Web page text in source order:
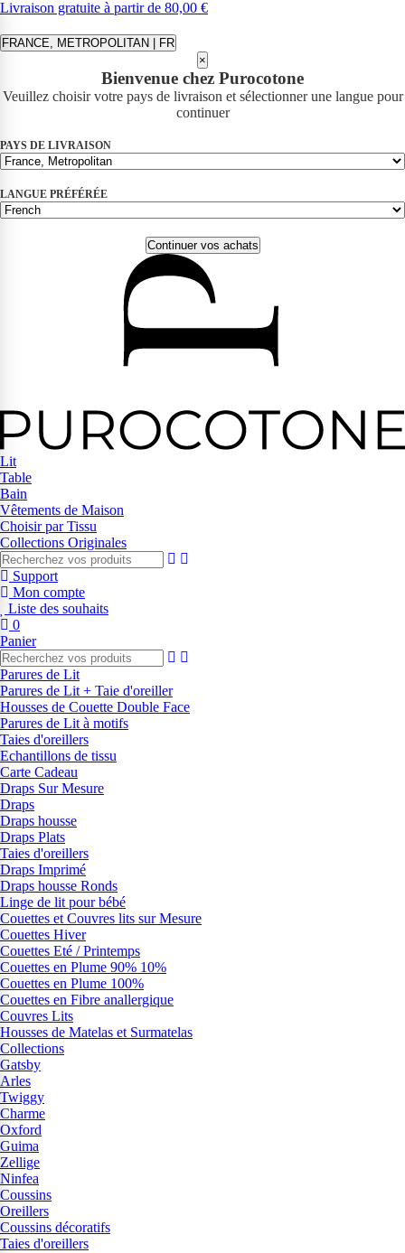
Livraison gratuite à partir de 80,00 €
FRANCE, METROPOLITAN | FR
×
Bienvenue chez Purocotone
Veuillez choisir votre pays de livraison et sélectionner une langue pour
continuer
PAYS DE LIVRAISON
LANGUE PRÉFÉRÉE
Continuer vos achats
Lit
Table
Bain
Vêtements de Maison
Choisir par Tissu
Collections Originales
Support
Mon compte
Liste des souhaits
0
Panier
Parures de Lit
Parures de Lit + Taie d'oreiller
Housses de Couette Double Face
Parures de Lit à motifs
Taies d'oreillers
Echantillons de tissu
Carte Cadeau
Draps Sur Mesure
Draps
Draps housse
Draps Plats
Taies d'oreillers
Draps Imprimé
Draps housse Ronds
Linge de lit pour bébé
Couettes et Couvres lits sur Mesure
Couettes Hiver
Couettes Eté / Printemps
Couettes en Plume 90% 10%
Couettes en Plume 100%
Couettes en Fibre anallergique
Couvres Lits
Housses de Matelas et Surmatelas
Collections
Gatsby
Arles
Twiggy
Charme
Oxford
Guima
Zellige
Ninfea
Coussins
Oreillers
Coussins décoratifs
Taies d'oreillers